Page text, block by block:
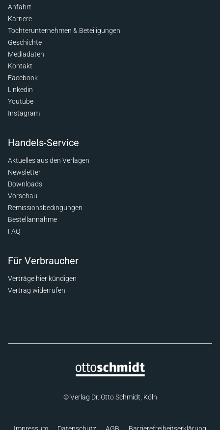
Anfahrt
Karriere
Tochterunternehmen & Beteiligungen
Geschichte
Mediadaten
Kontakt
Facebook
Linkedin
Youtube
Instagram
Handels-Service
Aktuelles aus den Verlagen
Newsletter
Downloads
Vorschau
Remissionsbedingungen
Bestellannahme
FAQ
Für Verbraucher
Verträge hier kündigen
Vertrag widerrufen
© Verlag Dr. Otto Schmidt, Köln